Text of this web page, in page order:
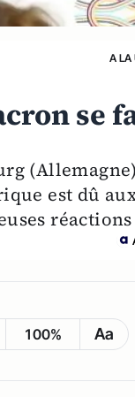
A LA
se
est dû
100% Aa